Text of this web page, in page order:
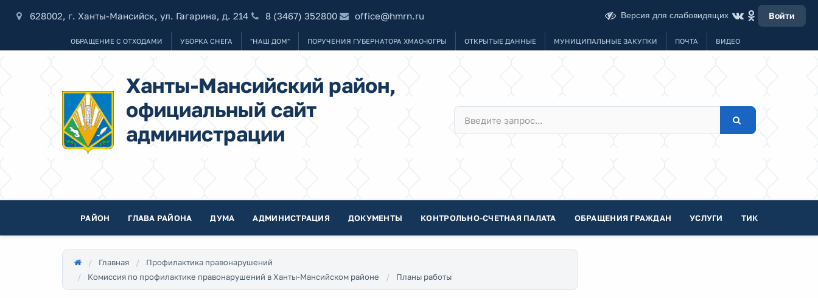
628002, г. Ханты-Мансийск, ул. Гагарина, д. 214 8 (3467) 352800 office@hmrn.ru Версия для слабовидящих Войти
ОБРАЩЕНИЕ С ОТХОДАМИ УБОРКА СНЕГА "НАШ ДОМ" ПОРУЧЕНИЯ ГУБЕРНАТОРА ХМАО-ЮГРЫ ОТКРЫТЫЕ ДАННЫЕ МУНИЦИПАЛЬНЫЕ ЗАКУПКИ ПОЧТА ВИДЕО
Ханты-Мансийский район,
официальный сайт
администрации
РАЙОН ГЛАВА РАЙОНА ДУМА АДМИНИСТРАЦИЯ ДОКУМЕНТЫ КОНТРОЛЬНО-СЧЕТНАЯ ПАЛАТА ОБРАЩЕНИЯ ГРАЖДАН УСЛУГИ ТИК
Главная
Профилактика правонарушений
Комиссия по профилактике правонарушений в Ханты-Мансийском районе
Планы работы